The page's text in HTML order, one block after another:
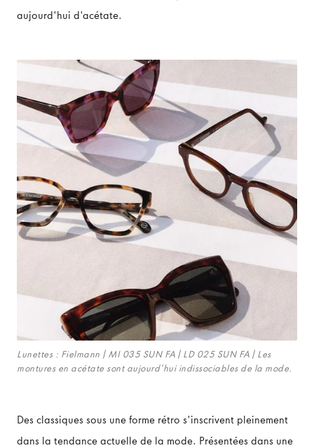
aujourd'hui d'acétate.
Lunettes : Fielmann | MI 035 SUN FA | LD 025 SUN FA | Les
montures en acétate sont aujourd'hui indissociables de la mode.
Des classiques sous une forme rétro s'inscrivent pleinement
dans la tendance actuelle de la mode. Présentées dans une